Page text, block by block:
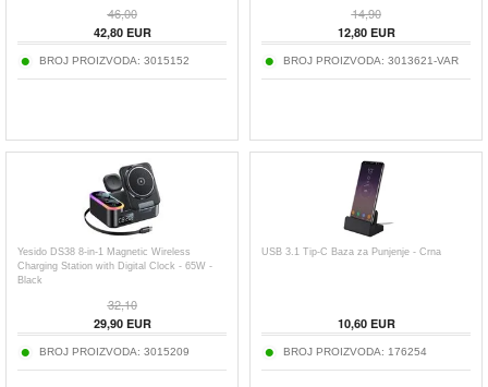
46,00
42,80EUR
BROJ PROIZVODA: 3015152
14,90
12,80EUR
BROJ PROIZVODA: 3013621-VAR
Yesido DS38 8-in-1 Magnetic Wireless
Charging Station with Digital Clock - 65W -
Black
32,10
29,90EUR
BROJ PROIZVODA: 3015209
USB 3.1 Tip-C Baza za Punjenje - Crna
10,60EUR
BROJ PROIZVODA: 176254